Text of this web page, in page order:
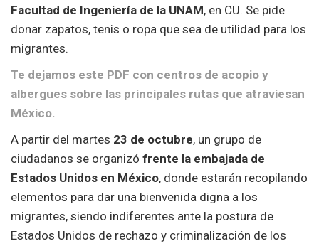
Facultad de Ingeniería de la UNAM, en CU. Se pide
donar zapatos, tenis o ropa que sea de utilidad para los
migrantes.
Te dejamos este PDF con centros de acopio y
albergues sobre las principales rutas que atraviesan
México.
A partir del martes 23 de octubre, un grupo de
ciudadanos se organizó frente la embajada de
Estados Unidos en México, donde estarán recopilando
elementos para dar una bienvenida digna a los
migrantes, siendo indiferentes ante la postura de
Estados Unidos de rechazo y criminalización de los